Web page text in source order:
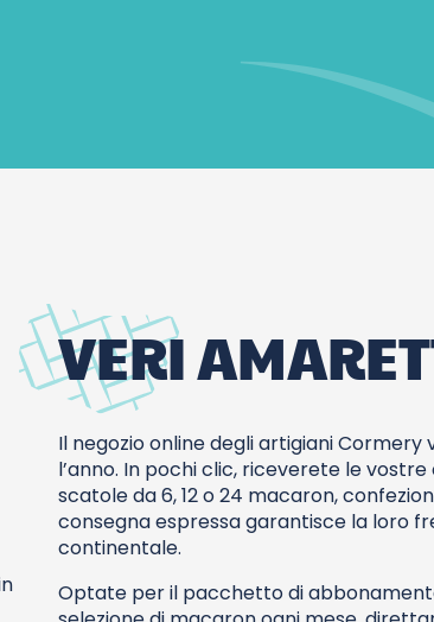
VERI
Il negozio online degli artigiani
l’anno. In pochi clic, riceverete le
scatole da 6, 12 o 24 macaron,
consegna espressa garantisce la loro
continentale.
Optate per il pacchetto di